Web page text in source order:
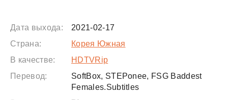
Дата выхода:
2021-02-17
Страна:
Корея Южная
В качестве:
HDTVRip
Перевод:
SoftBox, STEPonee, FSG Baddest
Females.Subtitles